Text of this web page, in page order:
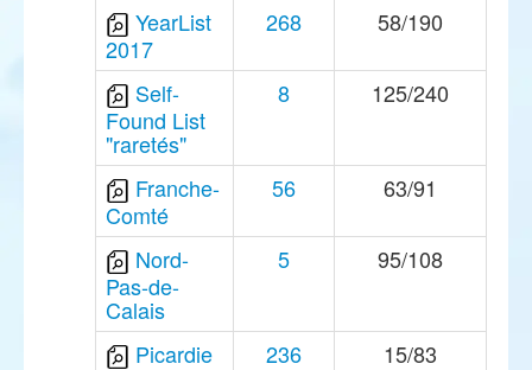
YearList
2017
268 58/190
Self-
Found List
"raretés"
8 125/240
Franche-
Comté
56 63/91
Nord-
Pas-de-
Calais
5 95/108
Picardie 236
15/83